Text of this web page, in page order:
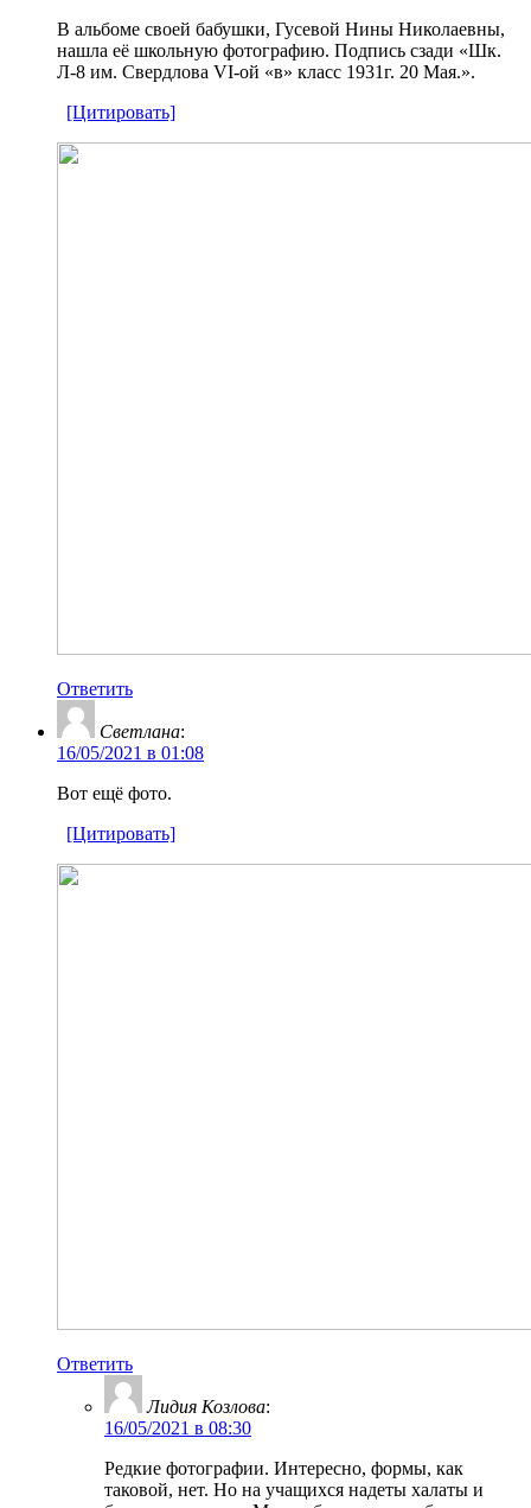
В альбоме своей бабушки, Гусевой Нины Николаевны,
нашла её школьную фотографию. Подпись сзади «Шк.
Л-8 им. Свердлова VI-ой «в» класс 1931г. 20 Мая.».
[Цитировать]
Ответить
Светлана:
16/05/2021 в 01:08
Вот ещё фото.
[Цитировать]
Ответить
Лидия Козлова:
16/05/2021 в 08:30
Редкие фотографии. Интересно, формы, как
таковой, нет. Но на учащихся надеты халаты и